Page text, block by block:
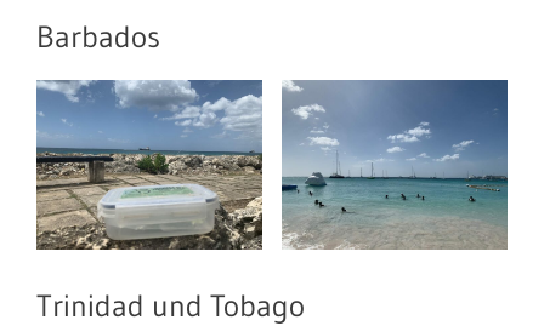
Barbados
Trinidad und Tobago